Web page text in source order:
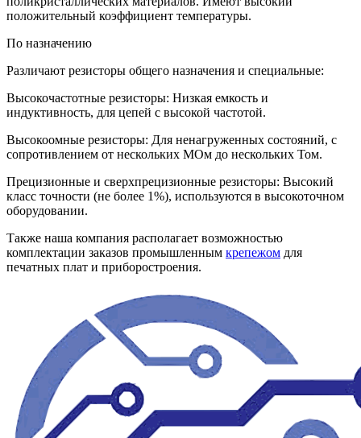
положительный коэффициент температуры.
По назначению
Различают резисторы общего назначения и специальные:
Высокочастотные резисторы: Низкая емкость и
индуктивность, для цепей с высокой частотой.
Высокоомные резисторы: Для ненагруженных состояний, с
сопротивлением от нескольких МОм до нескольких Том.
Прецизионные и сверхпрецизионные резисторы: Высокий
класс точности (не более 1%), используются в высокоточном
оборудовании.
Также наша компания располагает возможностью
комплектации заказов промышленным крепежом для
печатных плат и приборостроения.